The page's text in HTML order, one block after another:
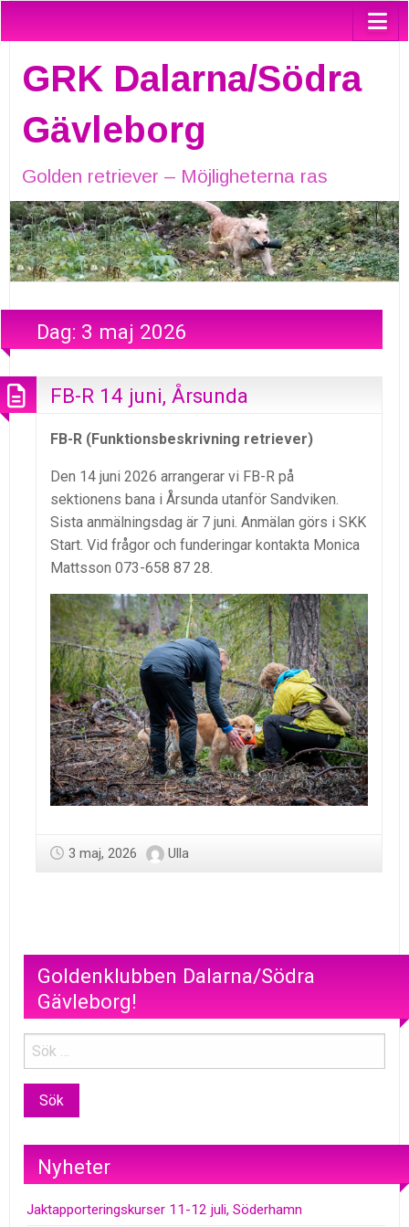
GRK Dalarna/Södra
Gävleborg
Golden retriever – Möjligheterna ras
Dag: 3 maj 2026
FB-R 14 juni, Årsunda
FB-R (Funktionsbeskrivning retriever)
Den 14 juni 2026 arrangerar vi FB-R på
sektionens bana i Årsunda utanför Sandviken.
Sista anmälningsdag är 7 juni. Anmälan görs i SKK
Start. Vid frågor och funderingar kontakta Monica
Mattsson 073-658 87 28.
3 maj, 2026 Ulla
Goldenklubben Dalarna/Södra
Gävleborg!
Nyheter
Jaktapporteringskurser 11-12 juli, Söderhamn